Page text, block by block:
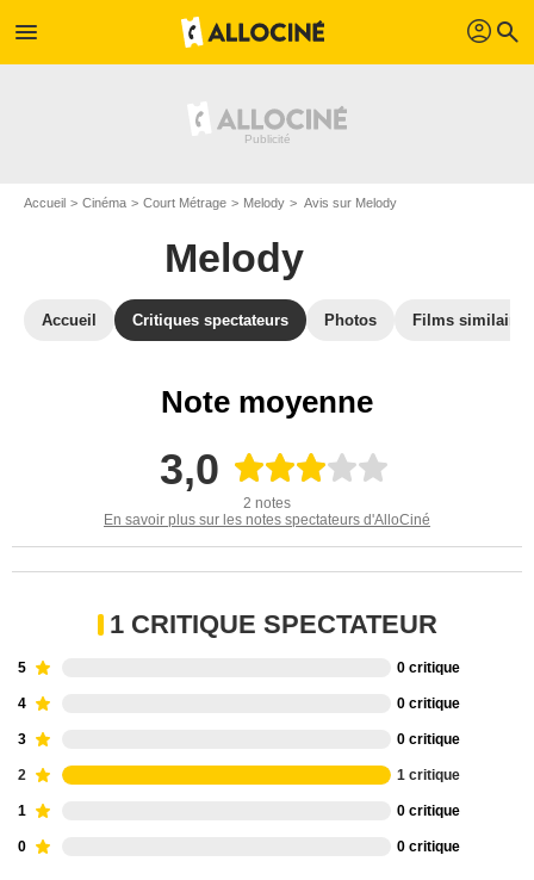
menu profil search
Accueil Cinéma Court Métrage Melody Avis sur Melody
Melody
Accueil Critiques spectateurs Photos Films similaires
Note moyenne
3,0
2 notes
En savoir plus sur les notes spectateurs d'AlloCiné
1 CRITIQUE SPECTATEUR
5 0 critique
4 0 critique
3 0 critique
2 1 critique
1 0 critique
0 0 critique